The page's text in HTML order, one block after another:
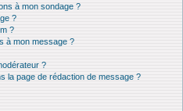
à mon sondage ?
?
?
à mon message ?
?
la page de rédaction de message ?